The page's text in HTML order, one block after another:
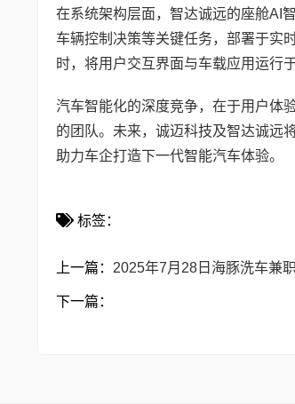
在系统架构层面，智达诚远的座舱AI
车辆控制决策等关键任务，部署于实
时，将用户交互界面与车载应用运行
汽车智能化的深度竞争，在于用户体
的团队。未来，诚迈科技及智达诚远
助力车企打造下一代智能汽车体验。
标签：
上一篇： 2025年7月28日海豚洗车兼
下一篇：